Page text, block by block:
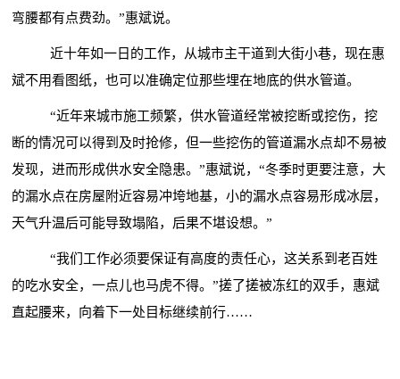
弯腰都有点费劲。”惠斌说。
近十年如一日的工作，从城市主干道到大街小巷，现在惠
斌不用看图纸，也可以准确定位那些埋在地底的供水管道。
“近年来城市施工频繁，供水管道经常被挖断或挖伤，挖
断的情况可以得到及时抢修，但一些挖伤的管道漏水点却不易被
发现，进而形成供水安全隐患。”惠斌说，“冬季时更要注意，大
的漏水点在房屋附近容易冲垮地基，小的漏水点容易形成冰层，
天气升温后可能导致塌陷，后果不堪设想。”
“我们工作必须要保证有高度的责任心，这关系到老百姓
的吃水安全，一点儿也马虎不得。”搓了搓被冻红的双手，惠斌
直起腰来，向着下一处目标继续前行……